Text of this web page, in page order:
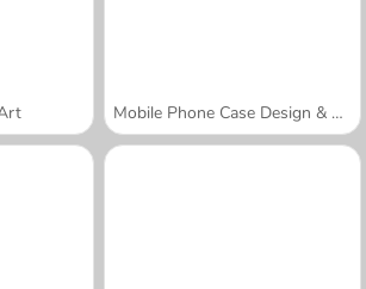
Mobile Phone Case Design & DIY